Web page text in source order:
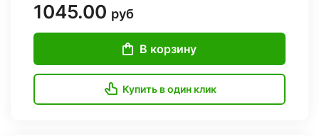
1045.00 руб
В корзину
Купить в один клик